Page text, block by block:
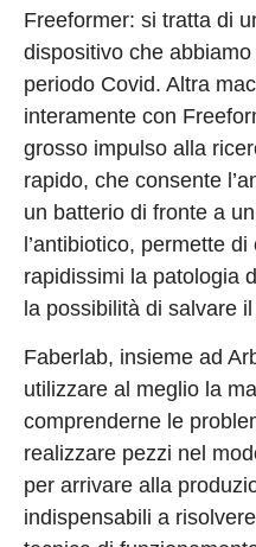
Freeformer: si tratta di
dispositivo che
periodo Covid. Altra
interamente con
grosso impulso alla
rapido, che consente
un batterio di fronte a
l’antibiotico, permette
rapidissimi la patologia
la possibilità di salvare
Faberlab, insieme ad
utilizzare al meglio la
comprenderne le
realizzare pezzi nel
per arrivare alla
indispensabili a